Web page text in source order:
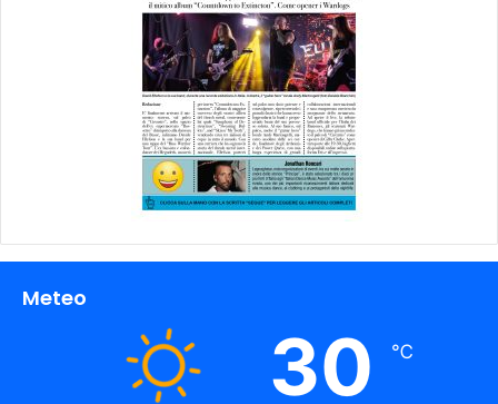
Meteo
30 ℃